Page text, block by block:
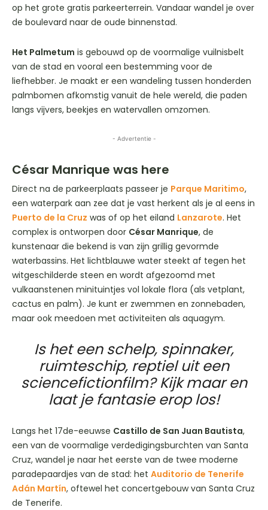
op het grote gratis parkeerterrein. Vandaar wandel je over
de boulevard naar de oude binnenstad.
Het Palmetum is gebouwd op de voormalige vuilnisbelt
van de stad en vooral een bestemming voor de
liefhebber. Je maakt er een wandeling tussen honderden
palmbomen afkomstig vanuit de hele wereld, die paden
langs vijvers, beekjes en watervallen omzomen.
- Advertentie -
César Manrique was here
Direct na de parkeerplaats passeer je Parque Maritimo,
een waterpark aan zee dat je vast herkent als je al eens in
Puerto de la Cruz was of op het eiland Lanzarote. Het
complex is ontworpen door César Manrique, de
kunstenaar die bekend is van zijn grillig gevormde
waterbassins. Het lichtblauwe water steekt af tegen het
witgeschilderde steen en wordt afgezoomd met
vulkaanstenen minituintjes vol lokale flora (als vetplant,
cactus en palm). Je kunt er zwemmen en zonnebaden,
maar ook meedoen met activiteiten als aquagym.
Is het een schelp, spinnaker,
ruimteschip, reptiel uit een
sciencefictionfilm? Kijk maar en
laat je fantasie erop los!
Langs het 17de-eeuwse Castillo de San Juan Bautista,
een van de voormalige verdedigingsburchten van Santa
Cruz, wandel je naar het eerste van de twee moderne
paradepaardjes van de stad: het Auditorio de Tenerife
Adán Martín, oftewel het concertgebouw van Santa Cruz
de Tenerife.